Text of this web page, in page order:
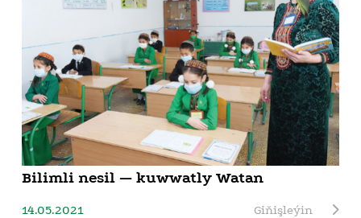
Bilimli nesil — kuwwatly Watan
14.05.2021 Giňişleýin